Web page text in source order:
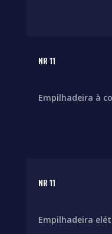
NR 11
Empilhadeira à
NR 11
Empilhadeira